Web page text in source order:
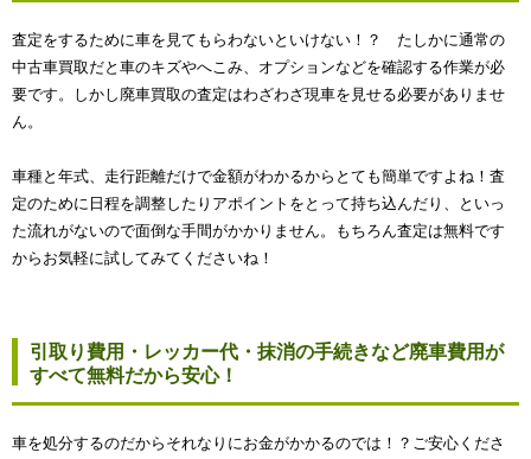
査定をするために車を見てもらわないといけない！？ たしかに通常の
中古車買取だと車のキズやへこみ、オプションなどを確認する作業が必
要です。しかし廃車買取の査定はわざわざ現車を見せる必要がありませ
ん。
車種と年式、走行距離だけで金額がわかるからとても簡単ですよね！査
定のために日程を調整したりアポイントをとって持ち込んだり、といっ
た流れがないので面倒な手間がかかりません。もちろん査定は無料です
からお気軽に試してみてくださいね！
引取り費用・レッカー代・抹消の手続きなど廃車費用が
すべて無料だから安心！
車を処分するのだからそれなりにお金がかかるのでは！？ご安心くださ